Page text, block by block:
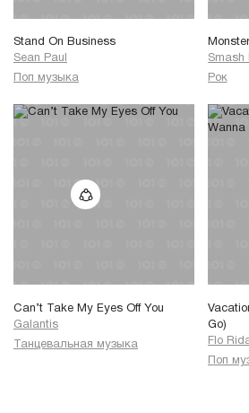
Stand On Business
Sean Paul
Поп музыка
Smash
Рок
Can’t Take My Eyes Off You
Galantis
Танцевальная музыка
Go)
Flo
Поп